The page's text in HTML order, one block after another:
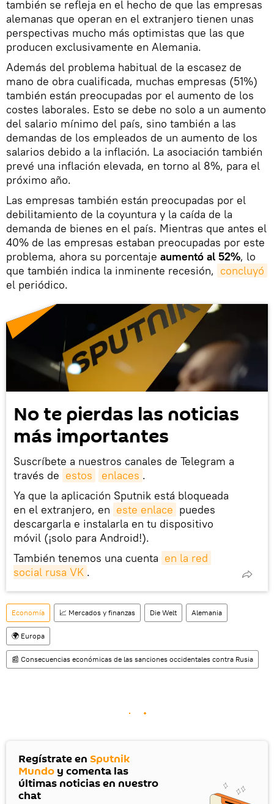
también se refleja en el hecho de que las empresas
alemanas que operan en el extranjero tienen unas
perspectivas mucho más optimistas que las que
producen exclusivamente en Alemania.
Además del problema habitual de la escasez de
mano de obra cualificada, muchas empresas (51%)
también están preocupadas por el aumento de los
costes laborales. Esto se debe no solo a un aumento
del salario mínimo del país, sino también a las
demandas de los empleados de un aumento de los
salarios debido a la inflación. La asociación también
prevé una inflación elevada, en torno al 8%, para el
próximo año.
Las empresas también están preocupadas por el
debilitamiento de la coyuntura y la caída de la
demanda de bienes en el país. Mientras que antes el
40% de las empresas estaban preocupadas por este
problema, ahora su porcentaje aumentó al 52%, lo
que también indica la inminente recesión, concluyó
el periódico.
No te pierdas las noticias
más importantes
Suscríbete a nuestros canales de Telegram a
través de estos enlaces .
Ya que la aplicación Sputnik está bloqueada
en el extranjero, en este enlace puedes
descargarla e instalarla en tu dispositivo
móvil (¡solo para Android!).
También tenemos una cuenta en la red
social rusa VK .
Economía 📈 Mercados y finanzas Die Welt Alemania
🌍 Europa
📰 Consecuencias económicas de las sanciones occidentales contra Rusia
Regístrate en Sputnik
Mundo y comenta las
últimas noticias en nuestro
chat